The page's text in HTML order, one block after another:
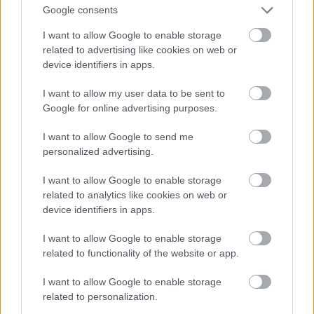
Google consents
I want to allow Google to enable storage
related to advertising like cookies on web or
device identifiers in apps.
I want to allow my user data to be sent to
Google for online advertising purposes.
I want to allow Google to send me
personalized advertising.
I want to allow Google to enable storage
related to analytics like cookies on web or
device identifiers in apps.
I want to allow Google to enable storage
related to functionality of the website or app.
I want to allow Google to enable storage
related to personalization.
egyik számláról a másikra bármelyik belföldi
bankfiók között.
Nos, Németországban ilyen nincs. Itt még mindig
van, hogy 1-2 munkanap kell ehhez a bankok között.
Ha én a TargoBankos számlámról utalok péntek
délelőtt 10 órakor egy Sparkasse-s számlára, akkor
Pontosan ugyanezen okból kifolyólag, nagyjából én
megérkezett a fizetés.
#2 Tömegközlekedés
A müncheni, és környéki tömegközlekedés, HA NEM
KLAPPOL MINDEN. Amikor a gépezetbe porszem
Ennek több összetevője egymást erősíti.